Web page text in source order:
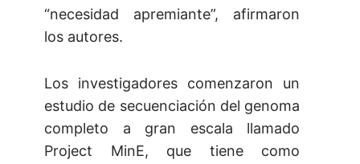
“necesidad apremiante”, afirmaron
los autores.
Los investigadores comenzaron un
estudio de secuenciación del genoma
completo a gran escala llamado
Project MinE, que tiene como